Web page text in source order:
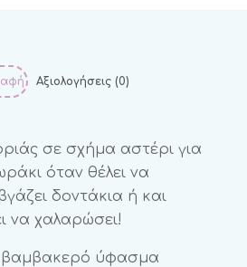
Αξιολογήσεις (0)
σε σχήμα αστέρι για
όταν θέλει να
δοντάκια ή και
να χαλαρώσει!
βαμβακερό ύφασμα